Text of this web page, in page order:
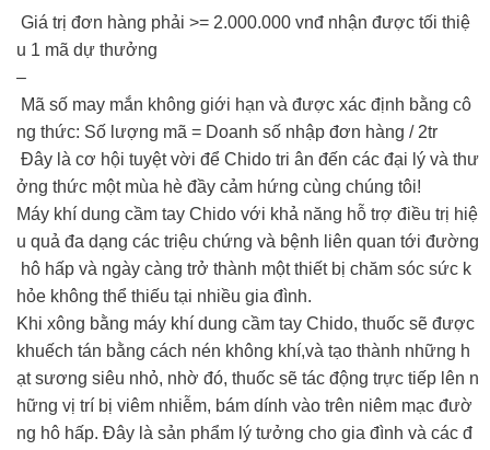
Giá trị đơn hàng phải >= 2.000.000 vnđ nhận được tối thiệ
u 1 mã dự thưởng
–
Mã số may mắn không giới hạn và được xác định bằng cô
ng thức: Số lượng mã = Doanh số nhập đơn hàng / 2tr
Đây là cơ hội tuyệt vời để Chido tri ân đến các đại lý và thư
ởng thức một mùa hè đầy cảm hứng cùng chúng tôi!
Máy khí dung cầm tay Chido với khả năng hỗ trợ điều trị hiệ
u quả đa dạng các triệu chứng và bệnh liên quan tới đường
hô hấp và ngày càng trở thành một thiết bị chăm sóc sức k
hỏe không thể thiếu tại nhiều gia đình.
Khi xông bằng máy khí dung cầm tay Chido, thuốc sẽ được
khuếch tán bằng cách nén không khí,và tạo thành những h
ạt sương siêu nhỏ, nhờ đó, thuốc sẽ tác động trực tiếp lên n
hững vị trí bị viêm nhiễm, bám dính vào trên niêm mạc đườ
ng hô hấp. Đây là sản phẩm lý tưởng cho gia đình và các đ